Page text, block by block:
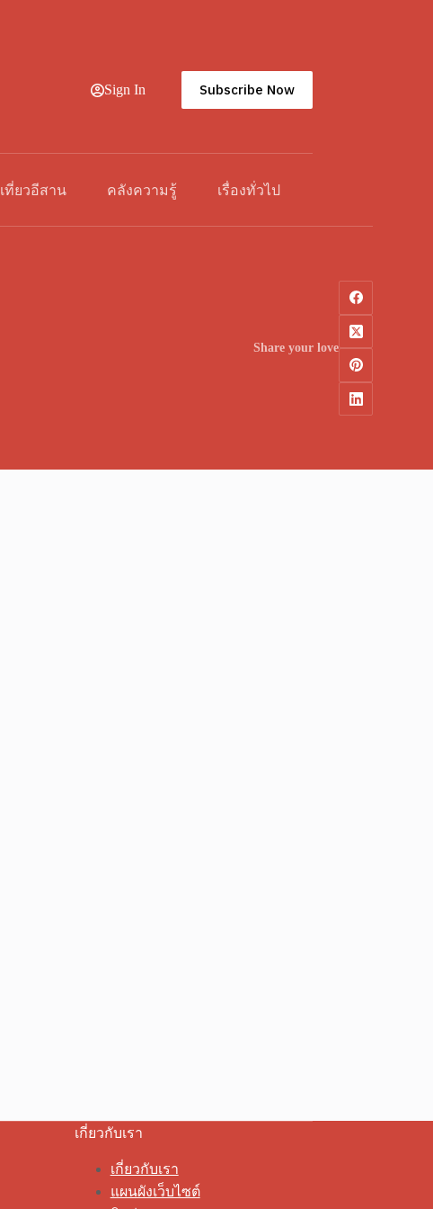
Sign In Subscribe Now
เที่ยวอีสาน คลังความรู้ เรื่องทั่วไป
Share your love
เกี่ยวกับเรา
เกี่ยวกับเรา
แผนผังเว็บไซต์